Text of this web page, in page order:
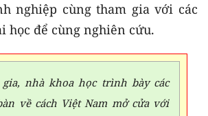
nghiệp cùng tham gia với các
học để cùng nghiên cứu.
gia, nhà khoa học trình bày các
về cách Việt Nam mở cửa với